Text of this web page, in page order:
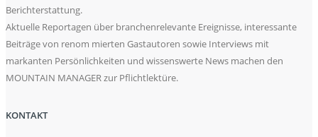
Berichterstattung.
Aktuelle Reportagen über branchenrelevante Ereignisse, interessante
Beiträge von renom mierten Gastautoren sowie Interviews mit
markanten Persönlichkeiten und wissenswerte News machen den
MOUNTAIN MANAGER zur Pflichtlektüre.
KONTAKT